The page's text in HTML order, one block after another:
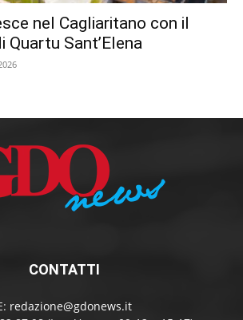
nel Cagliaritano con il
Quartu Sant’Elena
CONTATTI
redazione@gdonews.it